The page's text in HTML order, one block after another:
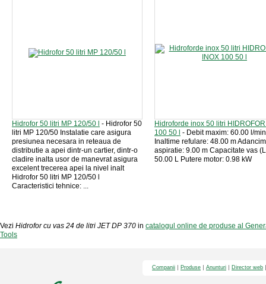
Hidrofor 50 litri MP 120/50 l
- Hidrofor 50
litri MP 120/50 Instalatie care asigura
presiunea necesara in reteaua de
distributie a apei dintr-un cartier, dintr-o
cladire inalta usor de manevrat asigura
excelent trecerea apei la nivel inalt
Hidrofor 50 litri MP 120/50 l
Caracteristici tehnice: ...
Hidroforde inox 50 litri
100 50 l
- Debit maxim: 60.00 l/min
Inaltime refulare: 48.00 m
aspiratie: 9.00 m Capacitate vas
50.00 L Putere motor: 0.98 kW
Vezi Hidrofor cu vas 24 de litri JET DP 370 in catalogul online de produse al
Tools
Companii Produse Anunturi Director web